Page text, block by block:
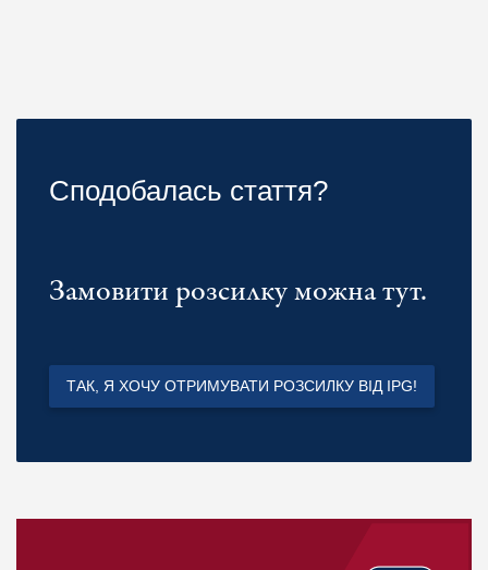
Сподобалась стаття?
Замовити розсилку можна тут.
ТАК, Я ХОЧУ ОТРИМУВАТИ РОЗСИЛКУ ВІД IPG!